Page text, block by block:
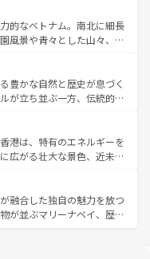
ど、バラエティ豊かな料理
台湾情報は コンテンツ一覧を参
々の自然美を楽しむことが
、絶品のストリートフード
っている。夜には、韓国な
多彩な魅力を心ゆくまで味
。 なお、新着の韓国情報はコンテンツ一
的なベトナム。南北に細長
風景や青々とした山々、世
。ハノイの古い町並みやホ
の建物も、独特の雰囲気を
ティの豊かさとおいしさで
トナムコーヒーなどは、ぜ
を訪れてもあたたかい人々
きっと忘れられない旅にな
豊かな自然と歴史が息づく
が立ち並ぶ一方、伝統的な
はチェンマイなどの山岳地
プーケットやクラビの美し
むことができる。タイ料理
どの季節にも異なる楽しみ
イの人々、仏教を中心とし
が、訪れる旅人を魅了し続
港は、特有のエネルギーを
広がる壮大な景色、近未来
ず。観光スポットが密集し
れるのも魅力。息をのむよ
、香港を存分に楽しみ尽く
融合した独自の魅力を放つ
が並ぶマリーナベイ、歴史